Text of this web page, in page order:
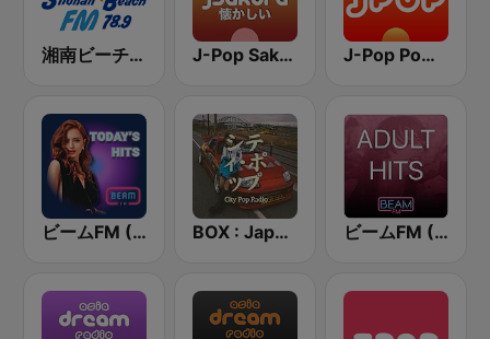
湘南ビーチFM (Shonan Beach FM) J-Pop Sakura 懐かしい J-Pop Powerplay
ビームFM (Beam FM) BOX : Japan City Pop -日本のシティポップ ビームFM (Beam FM) - Adult Hits